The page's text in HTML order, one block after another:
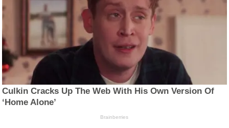
Culkin Cracks Up The Web With His Own Version Of
‘Home Alone’
Brainberries